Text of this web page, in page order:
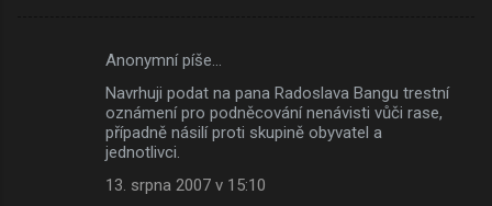
Anonymní píše…
Navrhuji podat na pana Radoslava Bangu trestní
oznámení pro podněcování nenávisti vůči rase,
případně násilí proti skupině obyvatel a
jednotlivci.
13. srpna 2007 v 15:10